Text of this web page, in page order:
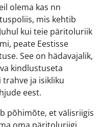
olema kas nn
mis kehtib
kui teie päritoluriik
peate Eestisse
See on hädavajalik,
kindlustuseta
ja isikliku
eest.
põhimõte, et välisriigis